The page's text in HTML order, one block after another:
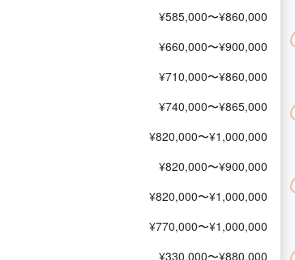
¥585,000〜¥860,000
¥660,000〜¥900,000
¥710,000〜¥860,000
¥740,000〜¥865,000
¥820,000〜¥1,000,000
¥820,000〜¥900,000
¥820,000〜¥1,000,000
¥770,000〜¥1,000,000
¥330,000〜¥880,000